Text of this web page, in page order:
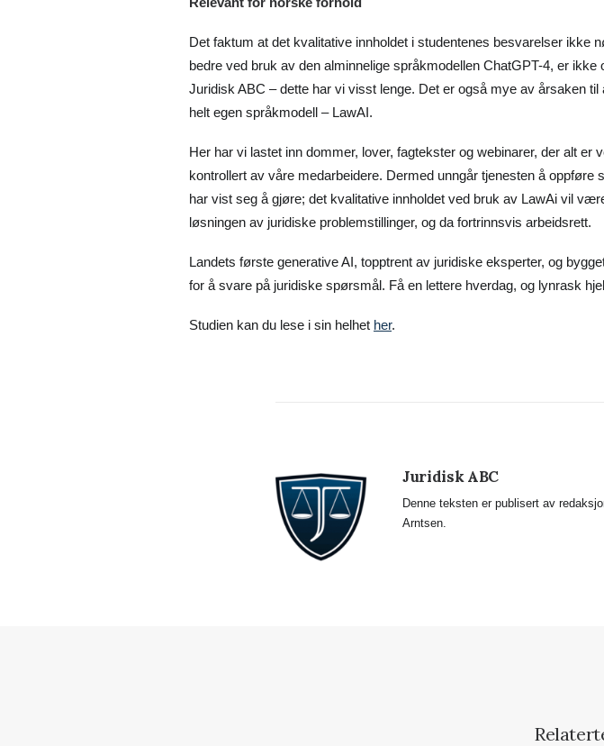
Det faktum at det kvalitative innholdet i studentenes besvarelser ikke
bedre ved bruk av den alminnelige språkmodellen ChatGPT-4, er ikke
Juridisk ABC – dette har vi visst lenge. Det er også mye av årsaken til
helt egen språkmodell – LawAI.
Her har vi lastet inn dommer, lover, fagtekster og webinarer, der alt er
kontrollert av våre medarbeidere. Dermed unngår tjenesten å oppføre
har vist seg å gjøre; det kvalitative innholdet ved bruk av LawAi vil
løsningen av juridiske problemstillinger, og da fortrinnsvis arbeidsrett.
Landets første generative AI, topptrent av juridiske eksperter, og
for å svare på juridiske spørsmål. Få en lettere hverdag, og lynrask
Studien kan du lese i sin helhet her.
Juridisk ABC
Denne teksten er publisert av
Arntsen.